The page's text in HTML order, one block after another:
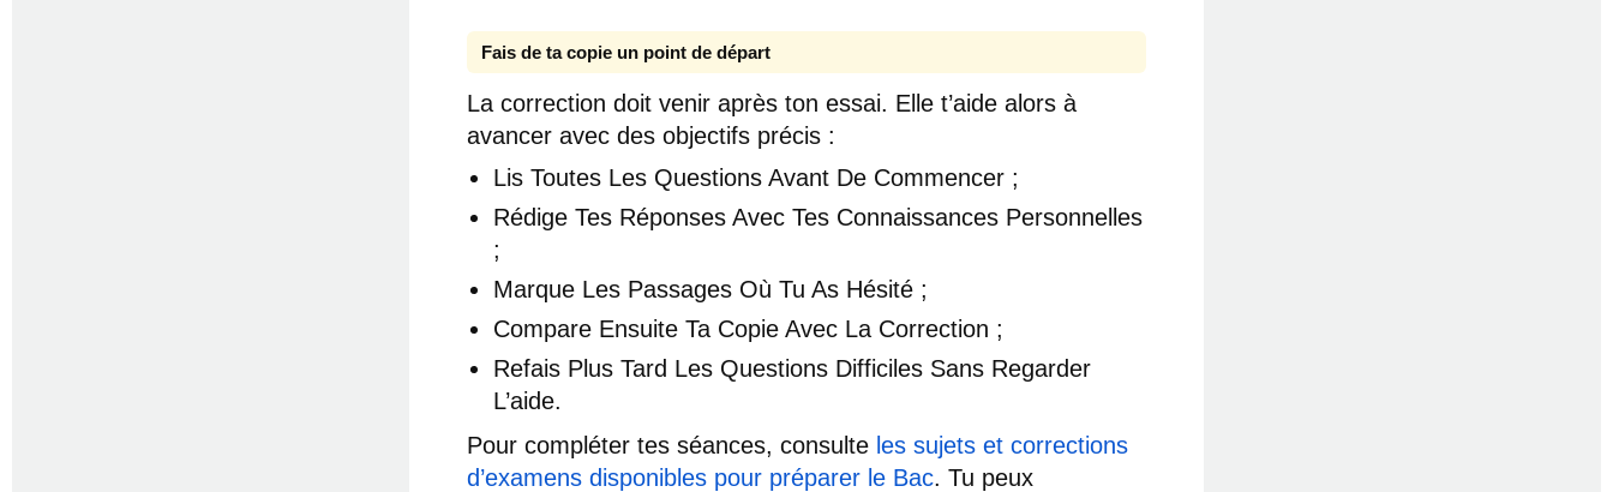
Fais de ta copie un point de départ
La correction doit venir après ton essai. Elle t’aide alors à
avancer avec des objectifs précis :
Lis Toutes Les Questions Avant De Commencer ;
Rédige Tes Réponses Avec Tes Connaissances Personnelles
;
Marque Les Passages Où Tu As Hésité ;
Compare Ensuite Ta Copie Avec La Correction ;
Refais Plus Tard Les Questions Difficiles Sans Regarder
L’aide.
Pour compléter tes séances, consulte les sujets et corrections
d’examens disponibles pour préparer le Bac. Tu peux